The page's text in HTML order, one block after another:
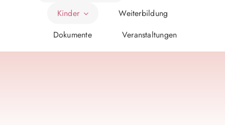
Kinder
Weiterbildung
Dokumente
Veranstaltungen